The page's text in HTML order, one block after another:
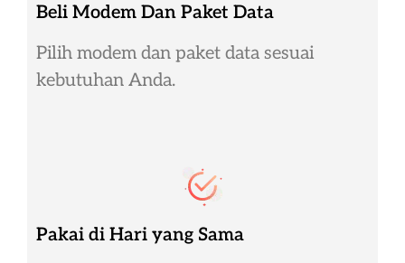
Beli Modem Dan Paket Data
Pilih modem dan paket data sesuai
kebutuhan Anda.
Pakai di Hari yang Sama